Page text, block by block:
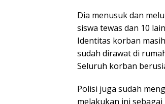
Dia menusuk dan
siswa tewas dan 10
Identitas korban
sudah dirawat di
Seluruh korban
Polisi juga sudah
melakukan ini